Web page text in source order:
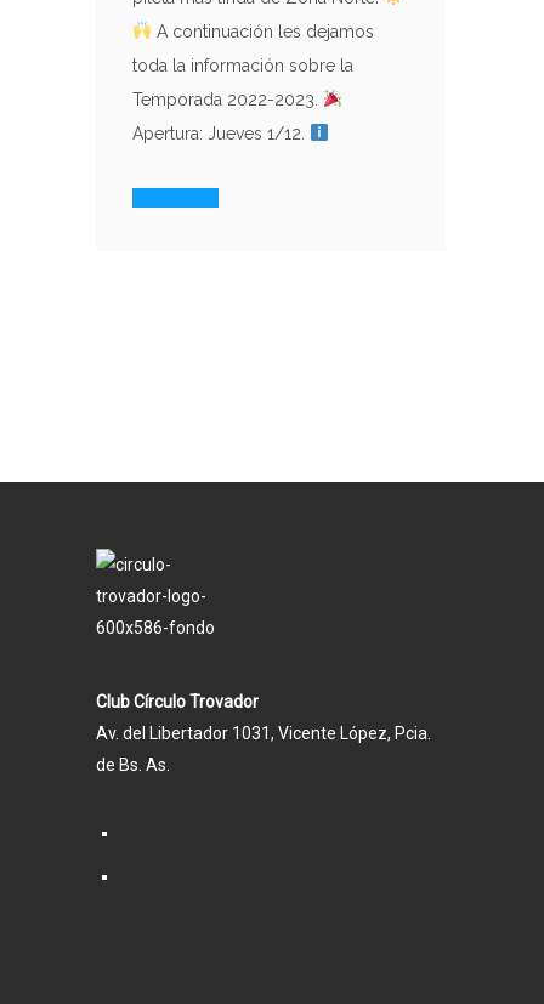
A continuación les dejamos
toda la información sobre la
Temporada 2022-2023.
Apertura: Jueves 1/12.
Club Círculo Trovador
Av. del Libertador 1031, Vicente López, Pcia.
de Bs. As.